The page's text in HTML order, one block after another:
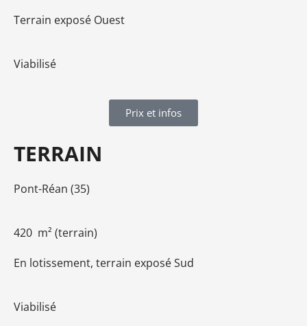
Terrain exposé Ouest
Viabilisé
Prix et infos
TERRAIN
Pont-Réan (35)
420 m² (terrain)
En lotissement, terrain exposé Sud
Viabilisé